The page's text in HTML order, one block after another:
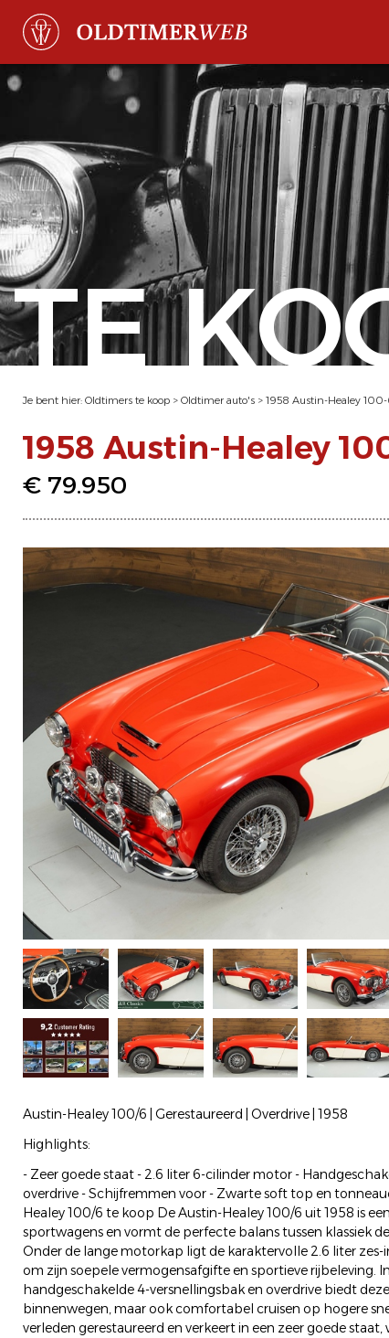
TE
Je bent hier: Oldtimers te koop > Oldtimer auto's > 1958 Austin-Healey
1958 Austin-Healey
€ 79.950
Austin-Healey 100/6 | Gerestaureerd | Overdrive | 1958
Highlights:
- Zeer goede staat - 2.6 liter 6-cilinder motor -
overdrive - Schijfremmen voor - Zwarte soft top en
Healey 100/6 te koop De Austin-Healey 100/6 uit 1958 is
sportwagens en vormt de perfecte balans tussen klassiek
Onder de lange motorkap ligt de karaktervolle 2.6 liter
om zijn soepele vermogensafgifte en sportieve rijbeleving.
handgeschakelde 4-versnellingsbak en overdrive biedt
binnenwegen, maar ook comfortabel cruisen op hogere
verleden gerestaureerd en verkeert in een zeer goede